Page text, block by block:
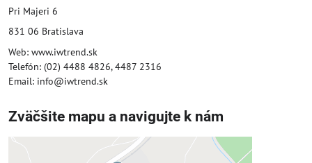
Pri Majeri 6
831 06 Bratislava
Web: www.iwtrend.sk
Telefón: (02) 4488 4826, 4487 2316
Email: info@iwtrend.sk
Zväčšite mapu a navigujte k nám